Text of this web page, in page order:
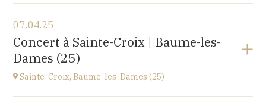
église Saint-Martin,
1 Rue de l'Église, 25960 Deluz
at13H30
07.04.25
Concert à Sainte-Croix | Baume-les-
Dames (25)
Sainte-Croix, Baume-les-Dames (25)